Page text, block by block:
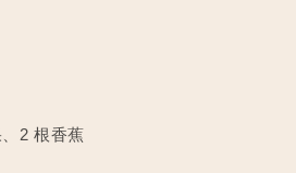
2 根香蕉